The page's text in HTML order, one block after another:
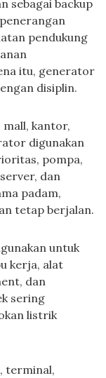
sebagai backup
pendukung
itu, generator
disiplin.
mall, kantor,
digunakan
pompa,
dan
padam,
tetap berjalan.
untuk
kerja, alat
dan
sering
listrik
terminal,